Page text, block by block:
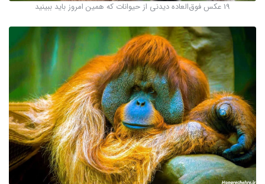
19 عکس فوق‌العاده دیدنی از حیوانات که همین امروز باید ببینید